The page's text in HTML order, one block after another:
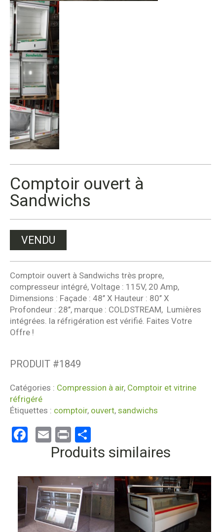
Comptoir ouvert à
Sandwichs
VENDU
Comptoir ouvert à Sandwichs très propre,
compresseur intégré, Voltage : 115V, 20 Amp,
Dimensions : Façade : 48’’ X Hauteur : 80’’ X
Profondeur : 28’’, marque : COLDSTREAM, Lumières
intégrées. la réfrigération est vérifié. Faites Votre
Offre !
PRODUIT #1849
Catégories : Compression à air, Comptoir et vitrine
réfrigéré
Étiquettes : comptoir, ouvert, sandwichs
Facebook
Email
Print
Produits similaires